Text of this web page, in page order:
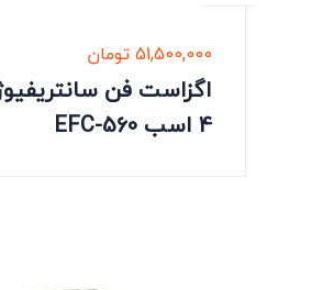
51,500,000تومان
اگزاست فن
4 اسب EFC-560